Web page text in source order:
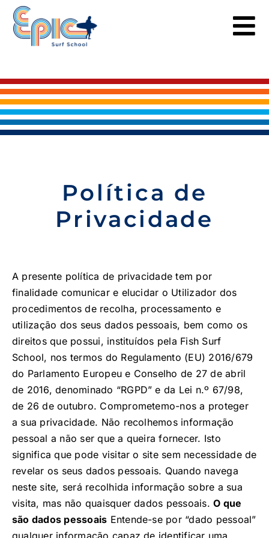
Skip
content
Política de
Privacidade
A presente política de privacidade tem por
finalidade comunicar e elucidar o Utilizador dos
procedimentos de recolha, processamento e
utilização dos seus dados pessoais, bem como os
direitos que possui, instituídos pela Fish Surf
School, nos termos do Regulamento (EU) 2016/679
do Parlamento Europeu e Conselho de 27 de abril
de 2016, denominado “RGPD” e da Lei n.º 67/98,
de 26 de outubro. Comprometemo-nos a proteger
a sua privacidade. Não recolhemos informação
pessoal a não ser que a queira fornecer. Isto
significa que pode visitar o site sem necessidade de
revelar os seus dados pessoais. Quando navega
neste site, será recolhida informação sobre a sua
visita, mas não quaisquer dados pessoais.O que
são dados pessoais Entende-se por “dado pessoal”
qualquer informação capaz de identificar uma